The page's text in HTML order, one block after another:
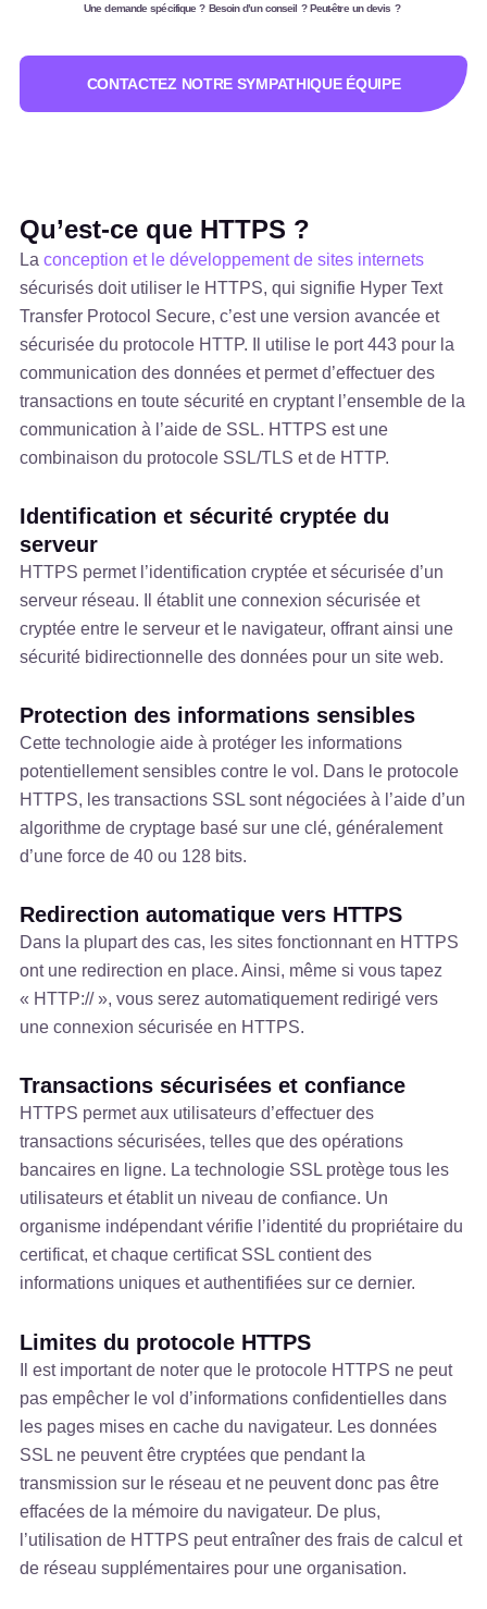
Une demande spécifique ? Besoin d’un conseil ? Peut-être un devis ?
CONTACTEZ NOTRE SYMPATHIQUE ÉQUIPE
Qu’est-ce que HTTPS ?
Laconception et le développement de sites internets
sécurisés doit utiliser le HTTPS, qui signifie Hyper Text
Transfer Protocol Secure, c’est une version avancée et
sécurisée du protocole HTTP. Il utilise le port 443 pour la
communication des données et permet d’effectuer des
transactions en toute sécurité en cryptant l’ensemble de la
communication à l’aide de SSL. HTTPS est une
combinaison du protocole SSL/TLS et de HTTP.
Identification et sécurité cryptée du
serveur
HTTPS permet l’identification cryptée et sécurisée d’un
serveur réseau. Il établit une connexion sécurisée et
cryptée entre le serveur et le navigateur, offrant ainsi une
sécurité bidirectionnelle des données pour un site web.
Protection des informations sensibles
Cette technologie aide à protéger les informations
potentiellement sensibles contre le vol. Dans le protocole
HTTPS, les transactions SSL sont négociées à l’aide d’un
algorithme de cryptage basé sur une clé, généralement
d’une force de 40 ou 128 bits.
Redirection automatique vers HTTPS
Dans la plupart des cas, les sites fonctionnant en HTTPS
ont une redirection en place. Ainsi, même si vous tapez
« HTTP:// », vous serez automatiquement redirigé vers
une connexion sécurisée en HTTPS.
Transactions sécurisées et confiance
HTTPS permet aux utilisateurs d’effectuer des
transactions sécurisées, telles que des opérations
bancaires en ligne. La technologie SSL protège tous les
utilisateurs et établit un niveau de confiance. Un
organisme indépendant vérifie l’identité du propriétaire du
certificat, et chaque certificat SSL contient des
informations uniques et authentifiées sur ce dernier.
Limites du protocole HTTPS
Il est important de noter que le protocole HTTPS ne peut
pas empêcher le vol d’informations confidentielles dans
les pages mises en cache du navigateur. Les données
SSL ne peuvent être cryptées que pendant la
transmission sur le réseau et ne peuvent donc pas être
effacées de la mémoire du navigateur. De plus,
l’utilisation de HTTPS peut entraîner des frais de calcul et
de réseau supplémentaires pour une organisation.